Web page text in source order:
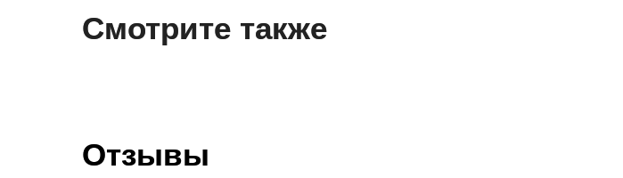
Смотрите также
Отзывы